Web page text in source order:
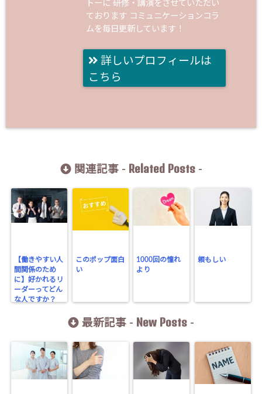
トーに 研修・講演をさせていただい
ております コミュニケーションコラ
ムを毎日更新しています！
詳しいプロフィールは
こちら
関連記事 - Related Posts-
【働きやすい人
間関係のため
に】好かれるリ
ーダーってどん
な人ですか？
このポップ面白
い
1000回の憧れ
より
頼もしい
最新記事 - New Posts -